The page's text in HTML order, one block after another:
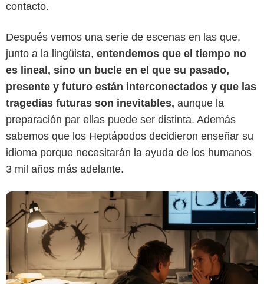
contacto.
Después vemos una serie de escenas en las que,
junto a la lingüista, entendemos que el tiempo no
es lineal, sino un bucle en el que su pasado,
presente y futuro están interconectados y que las
tragedias futuras son inevitables, aunque la
preparación par ellas puede ser distinta. Además
sabemos que los Heptápodos decidieron enseñar su
idioma porque necesitarán la ayuda de los humanos
3 mil años más adelante.
IMDb